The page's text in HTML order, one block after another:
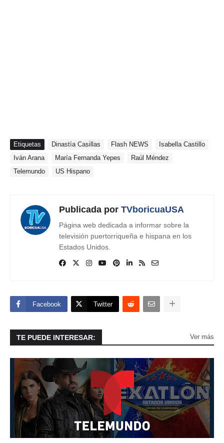
Etiquetas Dinastía Casillas Flash NEWS
Isabella Castillo
Iván Arana
María Fernanda Yepes
Raúl Méndez
Telemundo
US Hispano
Publicada por TVboricuaUSA
Página web dedicada a informar sobre la
televisión puertorriqueña e hispana en los
Estados Unidos.
Facebook Twitter
TE PUEDE INTERESAR: Ver más